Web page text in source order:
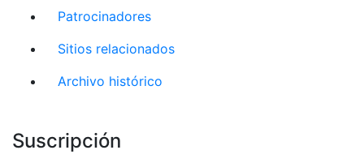
Patrocinadores
Sitios relacionados
Archivo histórico
Suscripción